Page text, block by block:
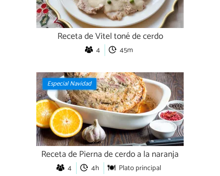
Receta de Vitel toné de cerdo
4 45m
Especial Navidad
Receta de Pierna de cerdo a la naranja
4 4h Plato principal